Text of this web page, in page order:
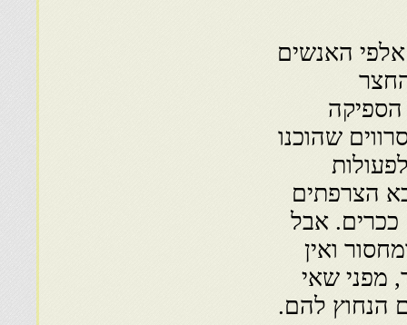
האנשים
הספיקה
שהוכנו
הצרפתים
ככרים. אבל
ואין
מפני שאי
הנחוץ להם.